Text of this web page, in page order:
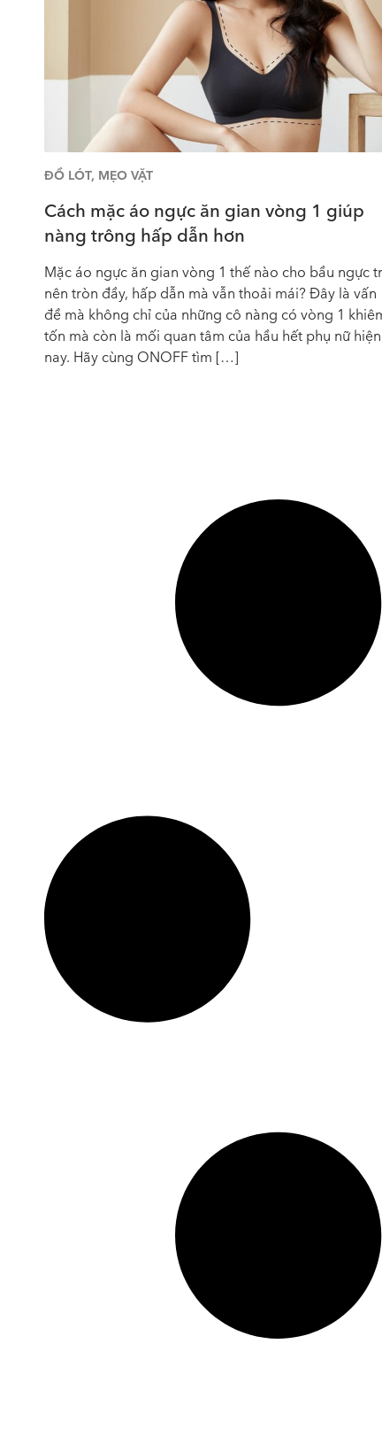
ĐỒ LÓT, MẸO VẶT
Cách mặc áo ngực ăn gian vòng 1 giúp
nàng trông hấp dẫn hơn
Mặc áo ngực ăn gian vòng 1 thế nào cho bầu ngực
nên tròn đầy, hấp dẫn mà vẫn thoải mái? Đây là vấn
đề mà không chỉ của những cô nàng có vòng 1
tốn mà còn là mối quan tâm của hầu hết phụ nữ hiện
nay. Hãy cùng ONOFF tìm […]